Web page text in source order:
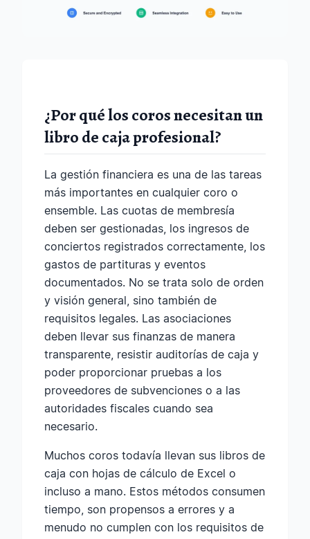
¿Por qué los coros necesitan un
libro de caja profesional?
La gestión financiera es una de las tareas
más importantes en cualquier coro o
ensemble. Las cuotas de membresía
deben ser gestionadas, los ingresos de
conciertos registrados correctamente, los
gastos de partituras y eventos
documentados. No se trata solo de orden
y visión general, sino también de
requisitos legales. Las asociaciones
deben llevar sus finanzas de manera
transparente, resistir auditorías de caja y
poder proporcionar pruebas a los
proveedores de subvenciones o a las
autoridades fiscales cuando sea
necesario.
Muchos coros todavía llevan sus libros de
caja con hojas de cálculo de Excel o
incluso a mano. Estos métodos consumen
tiempo, son propensos a errores y a
menudo no cumplen con los requisitos de